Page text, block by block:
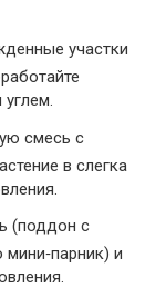
участки
смесь с
в слегка
(поддон с
и